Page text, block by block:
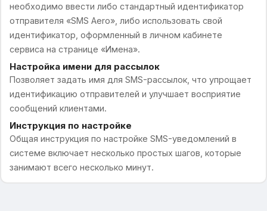
необходимо ввести либо стандартный идентификатор
отправителя «SMS Aero», либо использовать свой
идентификатор, оформленный в личном кабинете
сервиса на странице «Имена».
Настройка имени для рассылок
Позволяет задать имя для SMS-рассылок, что упрощает
идентификацию отправителей и улучшает восприятие
сообщений клиентами.
Инструкция по настройке
Общая инструкция по настройке SMS-уведомлений в
системе включает несколько простых шагов, которые
занимают всего несколько минут.